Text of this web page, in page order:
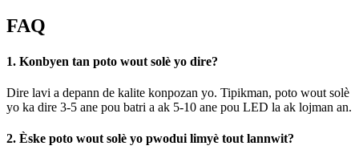
FAQ
1. Konbyen tan poto wout solè yo dire?
Dire lavi a depann de kalite konpozan yo. Tipikman, poto wout solè
yo ka dire 3-5 ane pou batri a ak 5-10 ane pou LED la ak lojman an.
2. Èske poto wout solè yo pwodui limyè tout lannwit?